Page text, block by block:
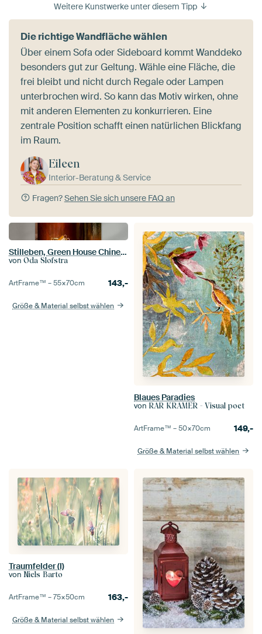
Weitere Kunstwerke unter diesem Tipp
Die richtige Wandfläche wählen
Über einem Sofa oder Sideboard kommt Wanddeko
besonders gut zur Geltung. Wähle eine Fläche, die
frei bleibt und nicht durch Regale oder Lampen
unterbrochen wird. So kann das Motiv wirken, ohne
mit anderen Elementen zu konkurrieren. Eine
zentrale Position schafft einen natürlichen Blickfang
im Raum.
Eileen
Interior-Beratung & Service
Fragen?Sehen Sie sich unsere FAQ an
Stilleben, Green House Chinesisches Porzellan und Begonie im Kupfertopf
von Oda Slofstra
ArtFrame™ –55×70cm 143,-
Größe & Material selbst wählen
Blaues Paradies
von RAR KRAMER - Visual poet
ArtFrame™ –50×70cm 149,-
Größe & Material selbst wählen
Traumfelder (I)
von Niels Barto
ArtFrame™ –75×50cm 163,-
Größe & Material selbst wählen